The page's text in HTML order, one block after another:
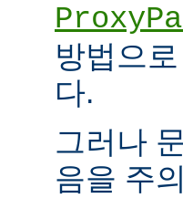
방법으
다.
그러나
음을 주